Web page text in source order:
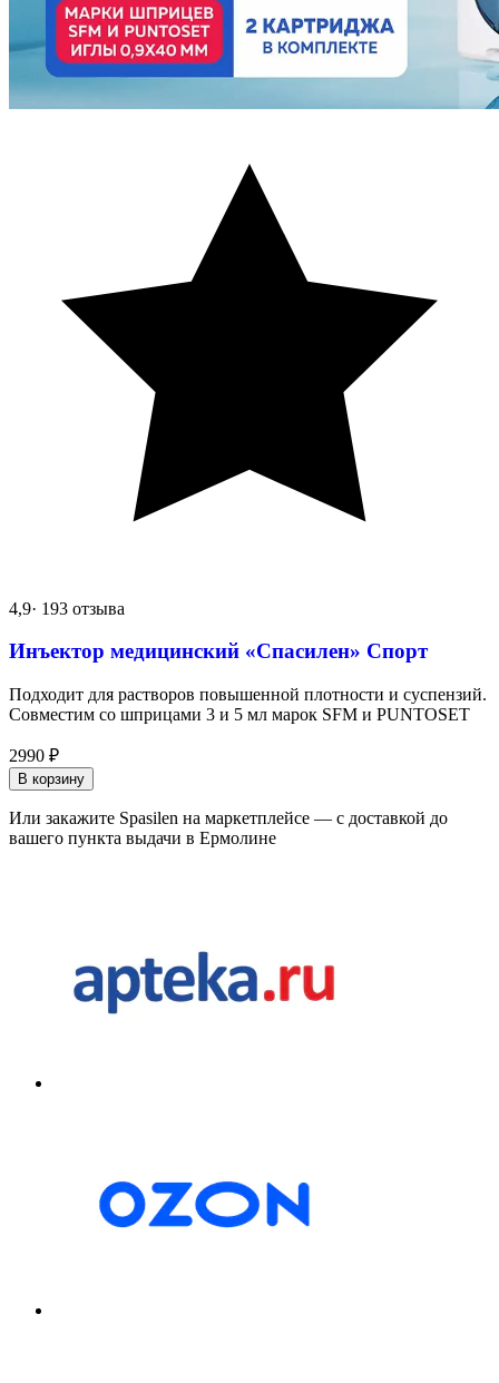
4,9· 193 отзыва
Инъектор медицинский «Спасилен» Спорт
Подходит для растворов повышенной плотности и суспензий.
Совместим со шприцами 3 и 5 мл марок SFM и PUNTOSET
2990 ₽
В корзину
Или закажите Spasilen на маркетплейсе — с доставкой до
вашего пункта выдачи в Ермолине